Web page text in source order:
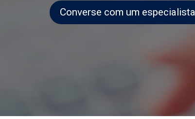
Converse com um especialista